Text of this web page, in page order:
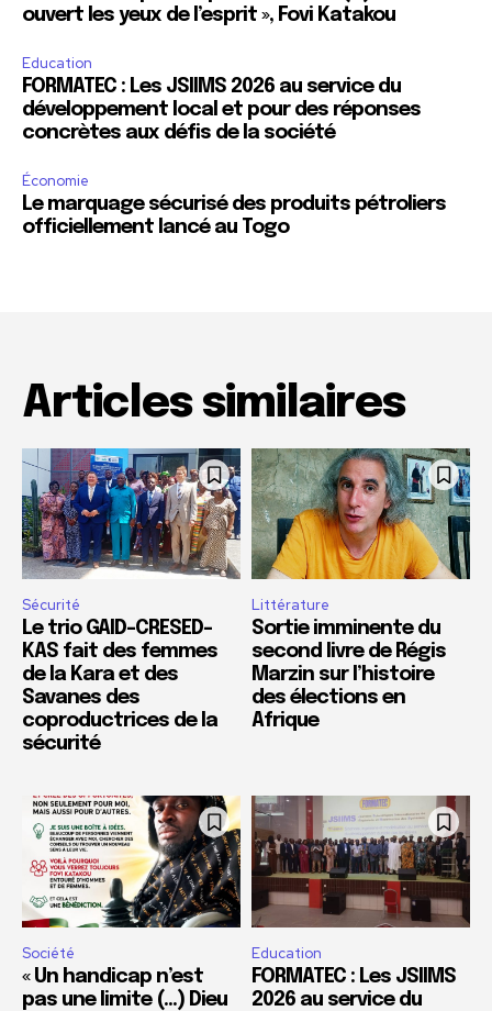
ouvert les yeux de l’esprit », Fovi Katakou
Education
FORMATEC : Les JSIIMS 2026 au service du
développement local et pour des réponses
concrètes aux défis de la société
Économie
Le marquage sécurisé des produits pétroliers
officiellement lancé au Togo
Articles similaires
Sécurité
Le trio GAID-CRESED-
KAS fait des femmes
de la Kara et des
Savanes des
coproductrices de la
sécurité
Littérature
Sortie imminente du
second livre de Régis
Marzin sur l’histoire
des élections en
Afrique
Société
« Un handicap n’est
pas une limite (…) Dieu
Education
FORMATEC : Les JSIIMS
2026 au service du